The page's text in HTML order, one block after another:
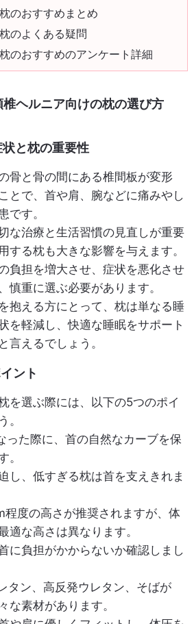
のおすすめまとめ
のよくある疑問
のおすすめのアンケート詳細
椎ヘルニア向けの枕の選び方
と枕の重要性
骨と骨の間にある椎間板が変形
とで、首や肩、腕などに痛みやし
です。
な治療と生活習慣の見直しが重要
する枕も大きな影響を与えます。
負担を増大させ、症状を悪化させ
慎重に選ぶ必要があります。
抱える方にとって、枕は単なる睡
を軽減し、快適な睡眠をサポート
言えるでしょう。
ント
を選ぶ際には、以下の5つのポイ
。
った際に、首の自然なカーブを保
。
し、低すぎる枕は首を支えきれま
度の高さが推奨されますが、体
適な高さは異なります。
に負担がかからないか確認しまし
タン、高反発ウレタン、そばが
な素材があります。